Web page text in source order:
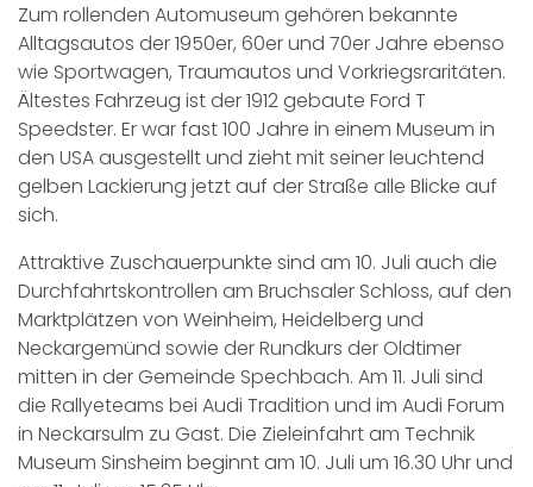
Zum rollenden Automuseum gehören bekannte
Alltagsautos der 1950er, 60er und 70er Jahre ebenso
wie Sportwagen, Traumautos und Vorkriegsraritäten.
Ältestes Fahrzeug ist der 1912 gebaute Ford T
Speedster. Er war fast 100 Jahre in einem Museum in
den USA ausgestellt und zieht mit seiner leuchtend
gelben Lackierung jetzt auf der Straße alle Blicke auf
sich.
Attraktive Zuschauerpunkte sind am 10. Juli auch die
Durchfahrtskontrollen am Bruchsaler Schloss, auf den
Marktplätzen von Weinheim, Heidelberg und
Neckargemünd sowie der Rundkurs der Oldtimer
mitten in der Gemeinde Spechbach. Am 11. Juli sind
die Rallyeteams bei Audi Tradition und im Audi Forum
in Neckarsulm zu Gast. Die Zieleinfahrt am Technik
Museum Sinsheim beginnt am 10. Juli um 16.30 Uhr und